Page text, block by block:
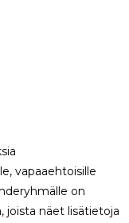
vapaaehtoisille
on
joista näet lisätietoja